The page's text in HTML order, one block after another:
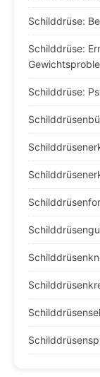
Schilddrüse:
Schilddrüse:
Schilddrüse: